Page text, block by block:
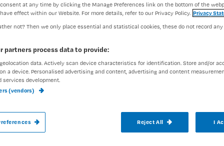
Registreren
Er moet een einde komen aan
Dat kan bijvoorbeeld door te
grote verpakkingen met medicijnen en
at any time by clicking the Manage Preferences link on the bottom of the
effect within our Website. For more details, refer to our Privacy Policy. Privacy
not? Then we only place essential and statistical cookies, these do not record
partners process data to provide:
data. Actively scan device characteristics for identification. Store and/or
a device. Personalised advertising and content, advertising and content
services development.
(vendors)
Reject All I